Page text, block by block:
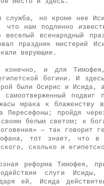
служба, но кроме нее
что нам подлинно
всенародный
праздник
верующие.
и для
богини. И
были Осирис и Исида,
подвиг
мрака к
Пересефоны; пройдя
белым светом; к
— так говорит
тот знает, что
сколько и
реформа Тимофея,
слуги
ей, Исида